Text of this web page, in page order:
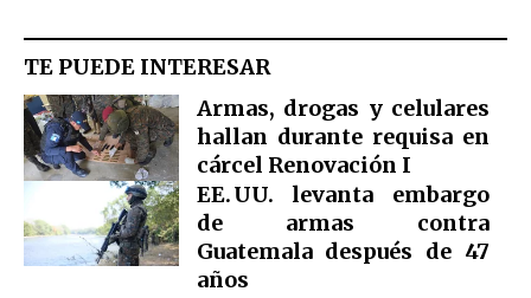
TE PUEDE INTERESAR
Armas, drogas y celulares
hallan durante requisa en
cárcel Renovación I
EE. UU. levanta embargo
de armas contra
Guatemala después de 47
años